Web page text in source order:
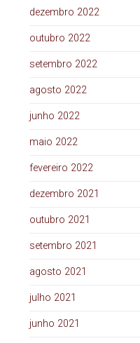
dezembro 2022
outubro 2022
setembro 2022
agosto 2022
junho 2022
maio 2022
fevereiro 2022
dezembro 2021
outubro 2021
setembro 2021
agosto 2021
julho 2021
junho 2021